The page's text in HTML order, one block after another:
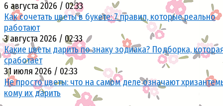
6 августа 2026 / 02:33
Как сочетать цветы в букете: 7 правил, которые реально
работают
3 августа 2026 / 02:33
Какие цветы дарить по знаку зодиака? Подборка,
сработает
31 июля 2026 / 02:33
Не просто цветы: что на самом деле означают
кому их дарить